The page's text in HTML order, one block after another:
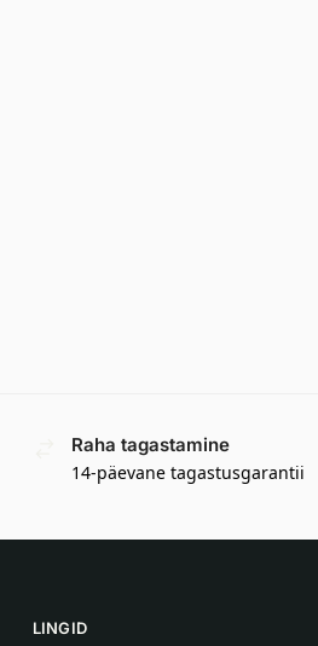
Raha tagastamine
14-päevane tagastusgarantii
LINGID